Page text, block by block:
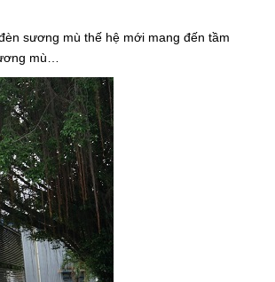
sương mù thế hệ mới mang đến tầm
mù…